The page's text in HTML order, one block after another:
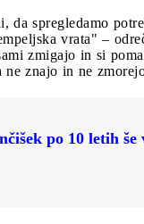
da spregledamo
vrata" –
zmigajo in si
ne znajo in ne
po 10 letih še